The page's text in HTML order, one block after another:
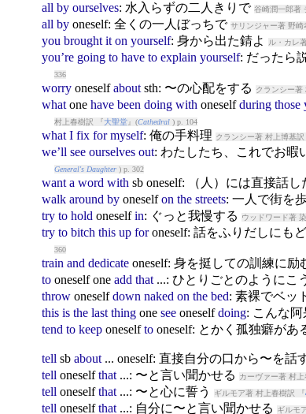
all by ourselves: 水入らずの二人きりで 谷崎潤一郎著
all by oneself: 全くの一人ぼっちで サリンジャー著 野崎
you brought it on yourself: 身から出た錆よ ル・カレ
you’re going to have to explain yourself: だったら
336
worry oneself aboutsth: 〜の心配をする クランシー著
whatone have been doing with oneself during those
村上春樹訳 『 大聖堂』(Cathedral) p. 104
what I fix for myself: 俺の手料理 クランシー著 村上博基訳
we’ll see ourselves out: わたしたち、これでお暇
General's Daughter) p. 302
want a word withsb oneself: （人）には直接話し
walk around by oneself on the streets: 一人で街を
try to hold oneself in: ぐっと我慢する ウッドワード著
try to bitch this up for oneself: 話をふりだしにも
360
train and dedicate oneself: 身を挺しての訓練に励
to oneselfone add that...: ひとりごとのようにこ
throw oneself down naked on the bed: 素裸でベッ
this is the last thingone see oneself doing: こんな
tend to keep oneself to oneself: とかく孤独癖があ
tellsb about... oneself: 直接自分の口から〜を話
tell oneself that...: 〜と言い聞かせる カーヴァー著 村上
tell oneself that...: 〜と心に誓う ギルモア著 村上春樹訳 『
tell oneself that...: 自分に〜と言い聞かせる ギルモ